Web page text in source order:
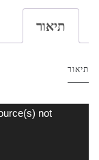
תיאור
תיאור
not